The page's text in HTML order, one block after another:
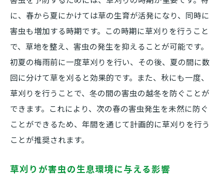
に、春から夏にかけては草の生育が活発になり、同時に
害虫も増加する時期です。この時期に草刈りを行うこと
で、草地を整え、害虫の発生を抑えることが可能です。
初夏の梅雨前に一度草刈りを行い、その後、夏の間に数
回に分けて草を刈ると効果的です。また、秋にも一度、
草刈りを行うことで、冬の間の害虫の越冬を防ぐことが
できます。これにより、次の春の害虫発生を未然に防ぐ
ことができるため、年間を通じて計画的に草刈りを行う
ことが推奨されます。
草刈りが害虫の生息環境に与える影響